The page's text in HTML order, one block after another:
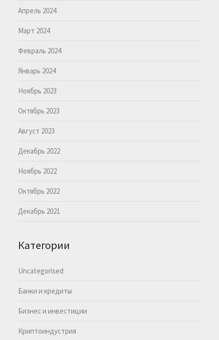
Апрель 2024
Март 2024
Февраль 2024
Январь 2024
Ноябрь 2023
Октябрь 2023
Август 2023
Декабрь 2022
Ноябрь 2022
Октябрь 2022
Декабрь 2021
Категории
Uncategorised
Банки и кредиты
Бизнес и инвестиции
Криптоиндустрия